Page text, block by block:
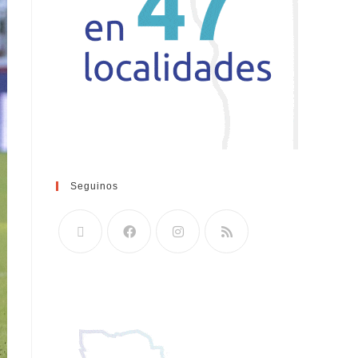
Seguinos